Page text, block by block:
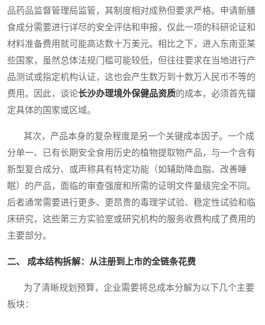
品药品监督管理局监管，其制度相对成熟但要求严格。申请新膳
食成分需要进行详尽的安全评估和申报，仅此一项的科研论证和
材料准备费用就可能高达数十万美元。相比之下，进入东南亚某
些国家，虽然总体法规门槛可能较低，但往往要求在当地进行产
品测试或指定机构认证，这也会产生数万到十数万人民币不等的
费用。因此，谈论长沙办理境外保健品资质的成本，必须首先锚
定具体的国家或区域。
其次，产品本身的复杂程度是另一个关键成本因子。一个成
分单一、已有长期安全食用历史的植物提取物产品，与一个含有
新型复合成分、或声称具有特定功能（如辅助降血脂、改善睡
眠）的产品，面临的审查强度和所需的证明文件量级完全不同。
后者通常需要进行更多、更昂贵的毒理学试验、稳定性试验和临
床研究，这些第三方实验室或研究机构的服务收费构成了费用的
主要部分。
二、 成本结构拆解：从注册到上市的全链条花费
为了清晰规划预算，企业需要将总成本分解为以下几个主要
板块：